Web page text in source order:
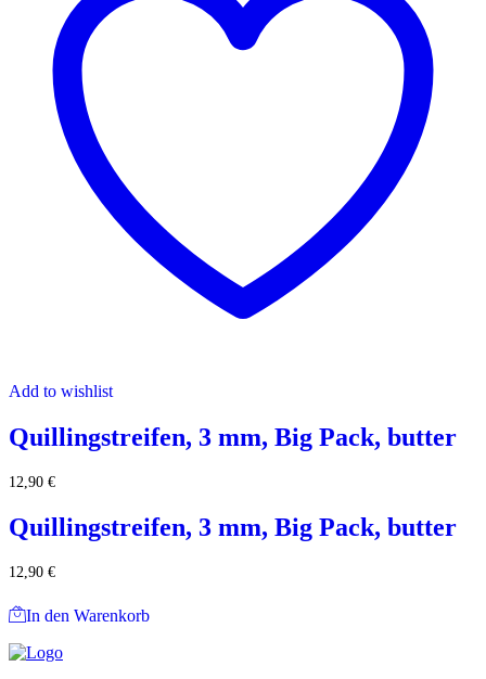
Add to wishlist
Quillingstreifen, 3 mm, Big Pack, butter
12,90 €
Quillingstreifen, 3 mm, Big Pack, butter
12,90 €
In den Warenkorb